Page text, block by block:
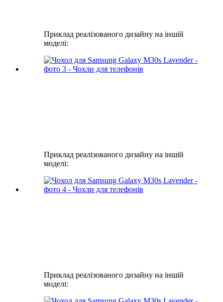
Приклад реалізованого дизайну на іншій
моделі:
Приклад реалізованого дизайну на іншій
моделі:
Приклад реалізованого дизайну на іншій
моделі: